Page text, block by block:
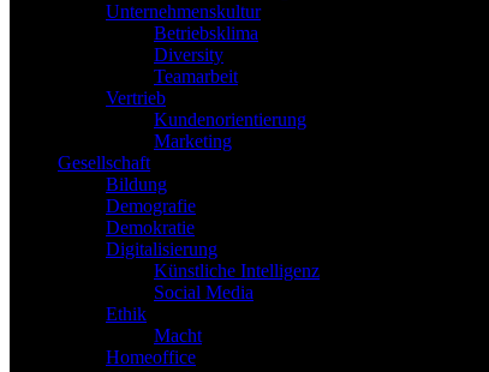
Unternehmenskultur
Betriebsklima
Diversity
Teamarbeit
Vertrieb
Kundenorientierung
Marketing
Gesellschaft
Bildung
Demografie
Demokratie
Digitalisierung
Künstliche Intelligenz
Social Media
Ethik
Macht
Homeoffice